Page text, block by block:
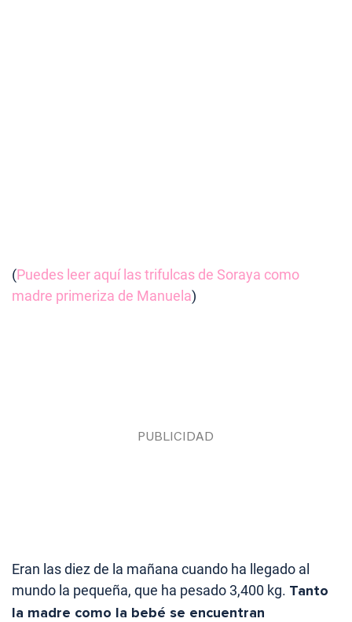
(Puedes leer aquí las trifulcas de Soraya como
madre primeriza de Manuela)
Eran las diez de la mañana cuando ha llegado al
mundo la pequeña, que ha pesado 3,400 kg. Tanto
la madre como la bebé se encuentran